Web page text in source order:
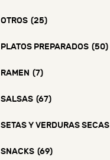
OTROS (25)
PLATOS PREPARADOS (50)
RAMEN (7)
SALSAS (67)
SETAS Y VERDURAS SECAS
SNACKS (69)